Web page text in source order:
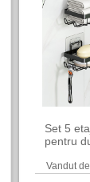
Set 5
pentru
Vandut